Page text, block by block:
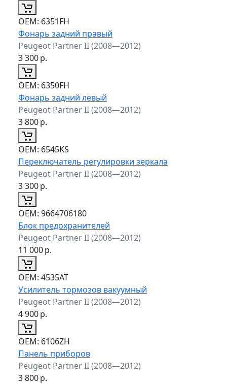
ОЕМ: 6351FH
Фонарь задний правый
Peugeot Partner II (2008—2012)
3 300р.
ОЕМ: 6350FH
Фонарь задний левый
Peugeot Partner II (2008—2012)
3 800р.
ОЕМ: 6545KS
Переключатель регулировки зеркала
Peugeot Partner II (2008—2012)
3 300р.
ОЕМ: 9664706180
Блок предохранителей
Peugeot Partner II (2008—2012)
11 000р.
ОЕМ: 4535AT
Усилитель тормозов вакуумный
Peugeot Partner II (2008—2012)
4 900р.
ОЕМ: 6106ZH
Панель приборов
Peugeot Partner II (2008—2012)
3 800р.